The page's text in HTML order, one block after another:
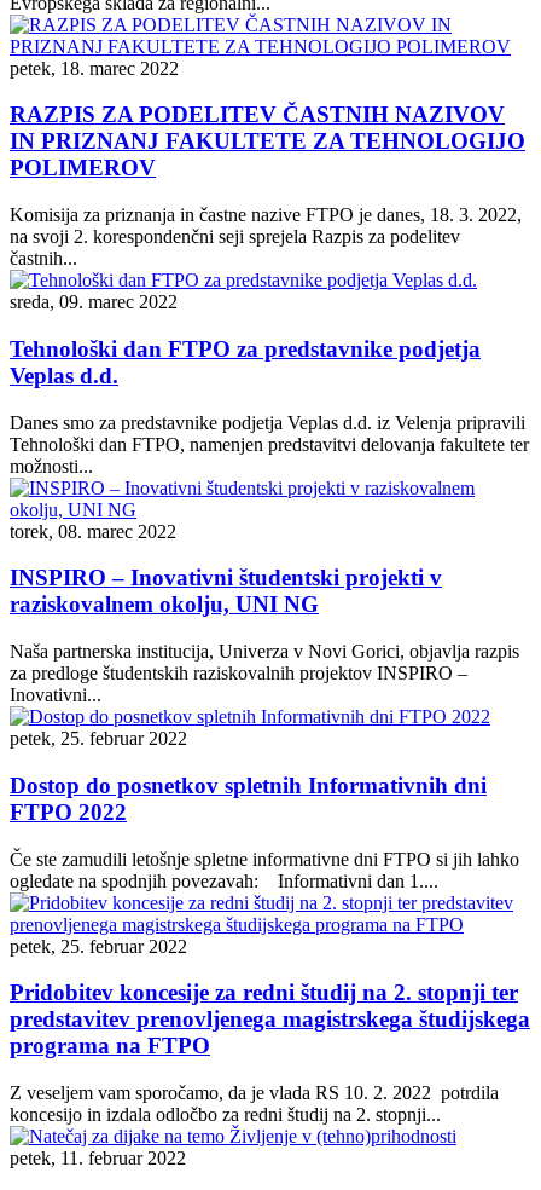
petek, 18. marec 2022
RAZPIS ZA PODELITEV ČASTNIH NAZIVOV
IN PRIZNANJ FAKULTETE ZA TEHNOLOGIJO
POLIMEROV
Komisija za priznanja in častne nazive FTPO je danes, 18. 3. 2022,
na svoji 2. korespondenčni seji sprejela Razpis za podelitev
častnih...
sreda, 09. marec 2022
Tehnološki dan FTPO za predstavnike podjetja
Veplas d.d.
Danes smo za predstavnike podjetja Veplas d.d. iz Velenja pripravili
Tehnološki dan FTPO, namenjen predstavitvi delovanja fakultete ter
možnosti...
torek, 08. marec 2022
INSPIRO – Inovativni študentski projekti v
raziskovalnem okolju, UNI NG
Naša partnerska institucija, Univerza v Novi Gorici, objavlja razpis
za predloge študentskih raziskovalnih projektov INSPIRO –
Inovativni...
petek, 25. februar 2022
Dostop do posnetkov spletnih Informativnih dni
FTPO 2022
Če ste zamudili letošnje spletne informativne dni FTPO si jih lahko
ogledate na spodnjih povezavah: Informativni dan 1....
petek, 25. februar 2022
Pridobitev koncesije za redni študij na 2. stopnji ter
predstavitev prenovljenega magistrskega študijskega
programa na FTPO
Z veseljem vam sporočamo, da je vlada RS 10. 2. 2022 potrdila
koncesijo in izdala odločbo za redni študij na 2. stopnji...
petek, 11. februar 2022